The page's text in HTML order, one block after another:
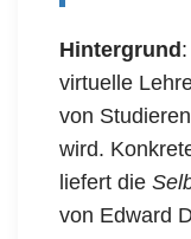
Hintergrund
virtuelle
von
wird.
liefert die
von Edward